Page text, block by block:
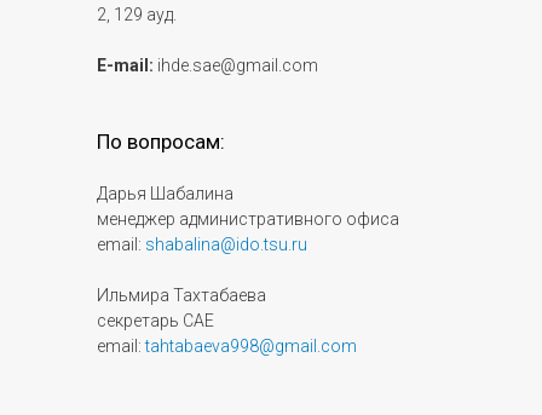
2, 129 ауд.
E-mail: ihde.sae@gmail.com
По вопросам:
Дарья Шабалина
менеджер административного офиса
email: shabalina@ido.tsu.ru
Ильмира Тахтабаева
секретарь САЕ
email:tahtabaeva998@gmail.com